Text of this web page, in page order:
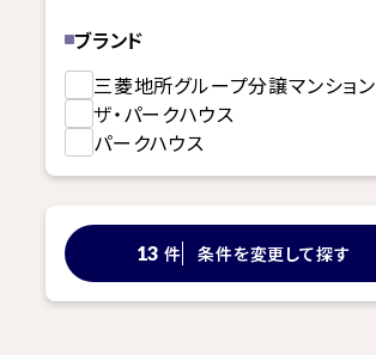
ブランド
三菱地所グループ分譲マンション
ザ・パークハウス
パークハウス
13 件 条件を変更して探す